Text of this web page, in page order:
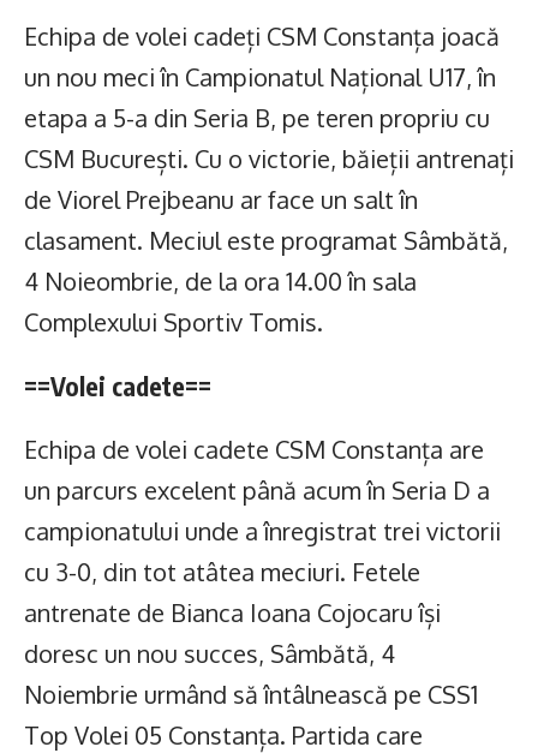
Echipa de volei cadeți CSM Constanța joacă
un nou meci în Campionatul Național U17, în
etapa a 5-a din Seria B, pe teren propriu cu
CSM București. Cu o victorie, băieții antrenați
de Viorel Prejbeanu ar face un salt în
clasament. Meciul este programat Sâmbătă,
4 Noieombrie, de la ora 14.00 în sala
Complexului Sportiv Tomis.
==Volei cadete==
Echipa de volei cadete CSM Constanța are
un parcurs excelent până acum în Seria D a
campionatului unde a înregistrat trei victorii
cu 3-0, din tot atâtea meciuri. Fetele
antrenate de Bianca Ioana Cojocaru își
doresc un nou succes, Sâmbătă, 4
Noiembrie urmând să întâlnească pe CSS1
Top Volei 05 Constanța. Partida care